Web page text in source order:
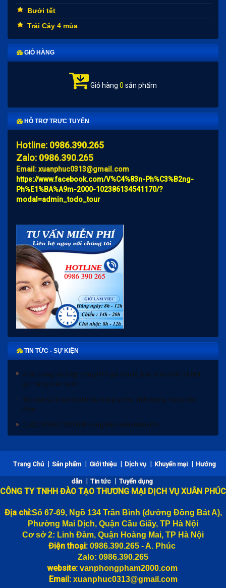
Bưởi tết
Trái Cây 4 mùa
GIỎ HÀNG
Giỏ hàng 0 sản phẩm
HỖ TRỢ TRỰC TUYẾN
Hotline: 0986.390.265
Zalo: 0986.390.265
Email: xuanphuc0313@gmail.com
https://www.facebook.com/V%C4%83n-Ph%C3%B2ng-
Ph%E1%BA%A9m-2000-102386134541170/?
modal=admin_todo_tour
TIN TỨC - SỰ KIỆN
Khẩu trang vải 3 lớp trắng KT5 giá bán lẻ, bán sỉ rẻ nhất Hà Nội,
gửi hàng toàn quốc
Giá bán sỉ, lẻ các loại khẩu trang uy tín, chất lượng, hàng bảo
đảm
CUỘC SỐNG TƯƠI ĐẸP cùng Bảo hiểm Manulife
gửi hàng toàn quốc
đảm
CUỘC SỐNG TƯƠI ĐẸP cùng Bảo hiểm Manulife
Trang Chủ | Sản phẩm | Giới thiệu | Dịch vụ | Khuyến mại | Hướng
dẫn | Tin tức | Tuyển dụng
CÔNG TY TNHH ĐÀO TẠO THƯƠNG MẠI DỊCH VỤ XUÂN PHÚC
Địa chỉ:Số 67-69, Ngõ 134 Trần Bình (đường Đồng Bát A),
Phường Mai Dịch, Quận Cầu Giấy, TP Hà Nội
Cơ sở 2: Linh Đàm, Quận Hoàng Mai, TP Hà Nội
Điện thoại: 0986.390.265 - A. Phúc
Zalo: 0986.390.265
website: vanphongpham2000.com
Email: xuanphuc0313@gmail.com